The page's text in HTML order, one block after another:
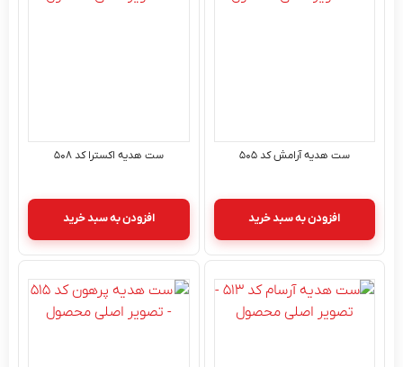
ست هدیه آرامش کد ۵۰۵
افزودن به سبد خرید
ست هدیه اکسترا کد ۵۰۸
افزودن به سبد خرید